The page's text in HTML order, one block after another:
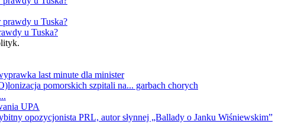
u Tuska?
last minute dla minister
pomorskich szpitali na... garbach chorych
UPA
opozycjonista PRL, autor słynnej „Ballady o Janku Wiśniewskim”